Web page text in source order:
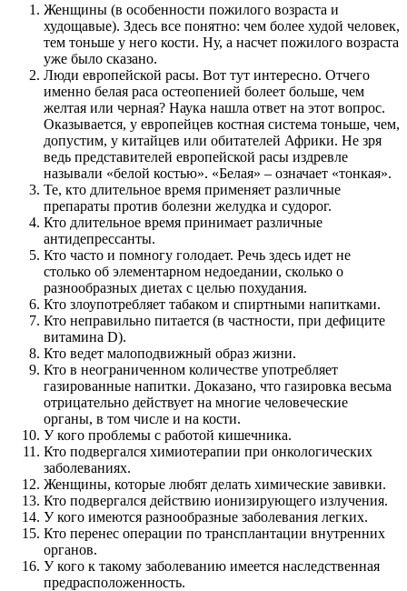
Женщины (в особенности пожилого возраста и
худощавые). Здесь все понятно: чем более худой человек,
тем тоньше у него кости. Ну, а насчет пожилого возраста
уже было сказано.
Люди европейской расы. Вот тут интересно. Отчего
именно белая раса остеопенией болеет больше, чем
желтая или черная? Наука нашла ответ на этот вопрос.
Оказывается, у европейцев костная система тоньше, чем,
допустим, у китайцев или обитателей Африки. Не зря
ведь представителей европейской расы издревле
называли «белой костью». «Белая» – означает «тонкая».
Те, кто длительное время применяет различные
препараты против болезни желудка и судорог.
Кто длительное время принимает различные
антидепрессанты.
Кто часто и помногу голодает. Речь здесь идет не
столько об элементарном недоедании, сколько о
разнообразных диетах с целью похудания.
Кто злоупотребляет табаком и спиртными напитками.
Кто неправильно питается (в частности, при дефиците
витамина D).
Кто ведет малоподвижный образ жизни.
Кто в неограниченном количестве употребляет
газированные напитки. Доказано, что газировка весьма
отрицательно действует на многие человеческие
органы, в том числе и на кости.
У кого проблемы с работой кишечника.
Кто подвергался химиотерапии при онкологических
заболеваниях.
Женщины, которые любят делать химические завивки.
Кто подвергался действию ионизирующего излучения.
У кого имеются разнообразные заболевания легких.
Кто перенес операции по трансплантации внутренних
органов.
У кого к такому заболеванию имеется наследственная
предрасположенность.